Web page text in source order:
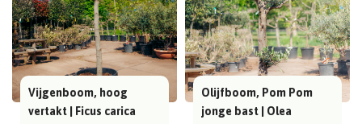
Vijgenboom, hoog
vertakt | Ficus carica
Olijfboom, Pom Pom
jonge bast | Olea